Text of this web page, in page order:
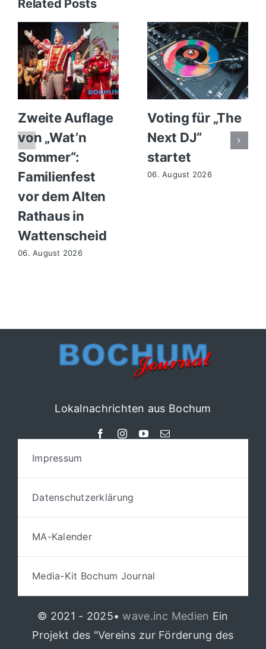
Related Posts
Zweite Auflage
von „Wat’n
Sommer“:
Familienfest
vor dem Alten
Rathaus in
Wattenscheid
06. August 2026
Voting für „The
Next DJ“
startet
06. August 2026
Lokalnachrichten aus Bochum
Impressum
Datenschutzerklärung
MA-Kalender
Media-Kit Bochum Journal
© 2021 - 2025•wave.inc Medien Ein
Projekt des "Vereins zur Förderung des